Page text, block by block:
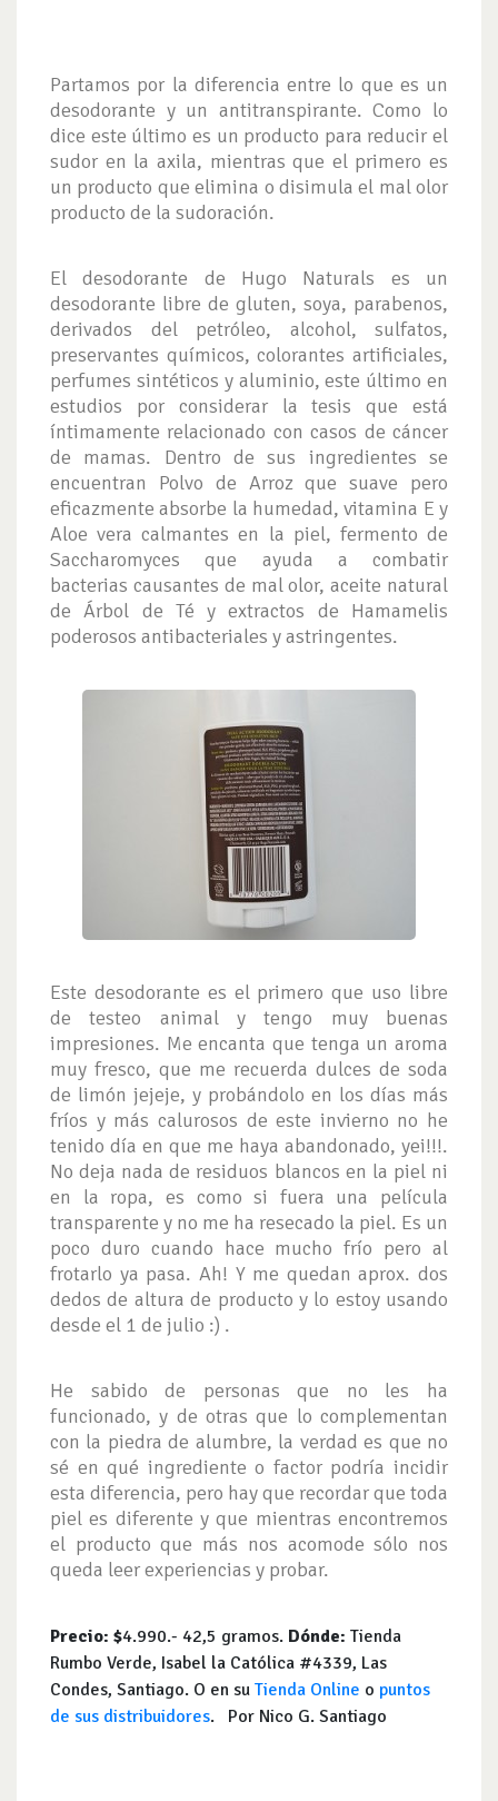
Partamos por la diferencia entre lo que es un
desodorante y un antitranspirante. Como lo
dice este último es un producto para reducir el
sudor en la axila, mientras que el primero es
un producto que elimina o disimula el mal olor
producto de la sudoración.
El desodorante de Hugo Naturals es un
desodorante libre de gluten, soya, parabenos,
derivados del petróleo, alcohol, sulfatos,
preservantes químicos, colorantes artificiales,
perfumes sintéticos y aluminio, este último en
estudios por considerar la tesis que está
íntimamente relacionado con casos de cáncer
de mamas. Dentro de sus ingredientes se
encuentran Polvo de Arroz que suave pero
eficazmente absorbe la humedad, vitamina E y
Aloe vera calmantes en la piel, fermento de
Saccharomyces que ayuda a combatir
bacterias causantes de mal olor, aceite natural
de Árbol de Té y extractos de Hamamelis
poderosos antibacteriales y astringentes.
Este desodorante es el primero que uso libre
de testeo animal y tengo muy buenas
impresiones. Me encanta que tenga un aroma
muy fresco, que me recuerda dulces de soda
de limón jejeje, y probándolo en los días más
fríos y más calurosos de este invierno no he
tenido día en que me haya abandonado, yei!!!.
No deja nada de residuos blancos en la piel ni
en la ropa, es como si fuera una película
transparente y no me ha resecado la piel. Es un
poco duro cuando hace mucho frío pero al
frotarlo ya pasa. Ah! Y me quedan aprox. dos
dedos de altura de producto y lo estoy usando
desde el 1 de julio :) .
He sabido de personas que no les ha
funcionado, y de otras que lo complementan
con la piedra de alumbre, la verdad es que no
sé en qué ingrediente o factor podría incidir
esta diferencia, pero hay que recordar que toda
piel es diferente y que mientras encontremos
el producto que más nos acomode sólo nos
queda leer experiencias y probar.
Precio: $4.990.- 42,5 gramos. Dónde: Tienda
Rumbo Verde, Isabel la Católica #4339, Las
Condes, Santiago. O en su Tienda Online o puntos
de sus distribuidores. Por Nico G. Santiago